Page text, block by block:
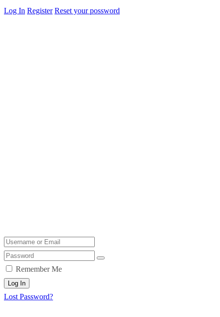
Log In Register Reset your possword
Remember Me
Log In
Lost Password?